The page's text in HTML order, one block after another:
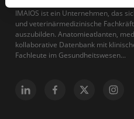
IMAIOS ist ein Unternehmen, das
und veterinärmedizinische
auszubilden. Anatomieatlanten,
kollaborative Datenbank mit
Fachleute im Gesundheitswesen...